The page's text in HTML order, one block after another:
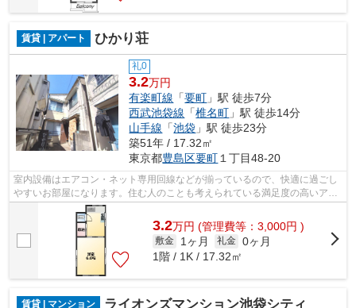
賃貸 | アパート ひかり荘
礼0
3.2万円
有楽町線 「要町 」駅 徒歩7分
西武池袋線 「椎名町 」駅 徒歩14分
山手線 「池袋 」駅 徒歩23分
築51年 / 17.32㎡
東京都豊島区要町 １丁目48-20
室内設備はエアコン・ネット専用回線などが揃っているので、快適に過ごし
やすいお部屋になります。住む人のことも考えられている満足度の高いアパ
ートです。魅力も多い賃貸物件はいか...
3.2万円 (管理費等：3,000円 )
敷金 1ヶ月 礼金 0ヶ月
1階 / 1K / 17.32㎡
賃貸 | マンション ライオンズマンション池袋シティ